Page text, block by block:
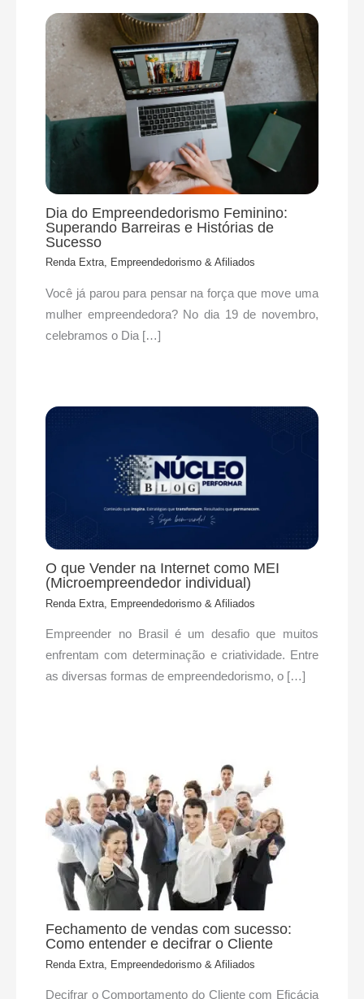
Dia do Empreendedorismo Feminino:
Superando Barreiras e Histórias de
Sucesso
Renda Extra, Empreendedorismo & Afiliados
Você já parou para pensar na força que move uma
mulher empreendedora? No dia 19 de novembro,
celebramos o Dia […]
O que Vender na Internet como MEI
(Microempreendedor individual)
Renda Extra, Empreendedorismo & Afiliados
Empreender no Brasil é um desafio que muitos
enfrentam com determinação e criatividade. Entre
as diversas formas de empreendedorismo, o […]
Fechamento de vendas com sucesso:
Como entender e decifrar o Cliente
Renda Extra, Empreendedorismo & Afiliados
Decifrar o Comportamento do Cliente com Eficácia